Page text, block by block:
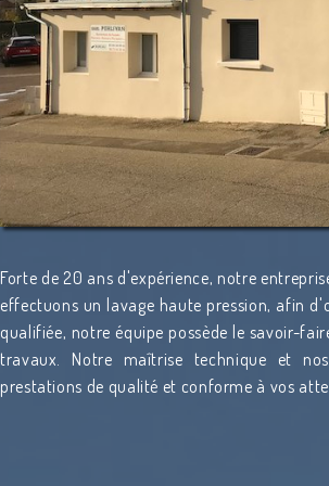
Forte de 20 ans d'expérience, notre
effectuons un lavage haute pression, afin
qualifiée, notre équipe possède le savoir-
travaux. Notre maîtrise technique et
prestations de qualité et conforme à vos